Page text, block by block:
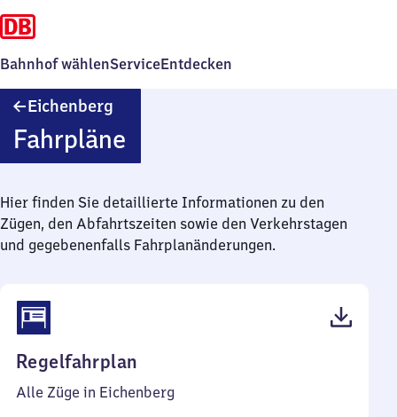
Bahnhof wählenServiceEntdecken
Eichenberg
Fahrpläne
Hier finden Sie detaillierte Informationen zu den
Zügen, den Abfahrtszeiten sowie den Verkehrstagen
und gegebenenfalls Fahrplanänderungen.
Regelfahrplan
54
Alle Züge in Eichenberg